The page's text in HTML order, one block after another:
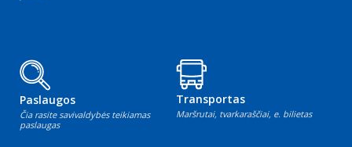
Paslaugos
Čia rasite savivaldybės teikiamas
paslaugas
Transportas
Maršrutai, tvarkaraščiai, e. bilietas